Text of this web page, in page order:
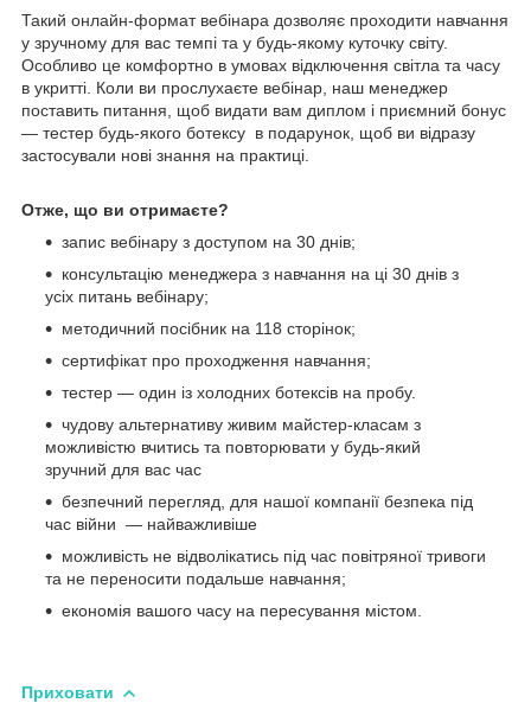
Такий онлайн-формат вебінара дозволяє проходити навчання
у зручному для вас темпі та у будь-якому куточку світу.
Особливо це комфортно в умовах відключення світла та часу
в укритті. Коли ви прослухаєте вебінар, наш менеджер
поставить питання, щоб видати вам диплом і приємний бонус
— тестер будь-якого ботексу в подарунок, щоб ви відразу
застосували нові знання на практиці.
Отже, що ви отримаєте?
запис вебінару з доступом на 30 днів;
консультацію менеджера з навчання на ці 30 днів з
усіх питань вебінару;
методичний посібник на 118 сторінок;
сертифікат про проходження навчання;
тестер — один із холодних ботексів на пробу.
чудову альтернативу живим майстер-класам з
можливістю вчитись та повторювати у будь-який
зручний для вас час
безпечний перегляд, для нашої компанії безпека під
час війни — найважливіше
можливість не відволікатись під час повітряної тривоги
та не переносити подальше навчання;
економія вашого часу на пересування містом.
Приховати